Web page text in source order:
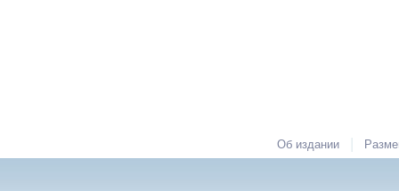
Об издании |